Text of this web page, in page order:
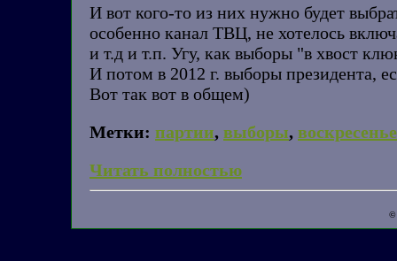
И вот кого-то из них нужно будет
особенно канал ТВЦ, не хотелось
и т.д и т.п. Угу, как выборы "в хвост
И потом в 2012 г. выборы президента,
Вот так вот в общем)
Метки: партии, выборы, воскресенье
Читать полностью
©